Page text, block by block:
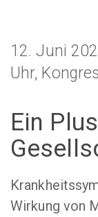
12. Juni
Uhr,
Ein
Wirkung von